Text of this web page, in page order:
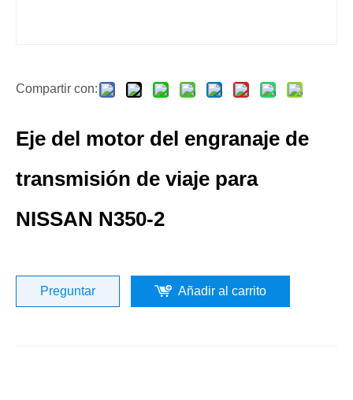
Compartir con:
Eje del motor del engranaje de
transmisión de viaje para
NISSAN N350-2
Preguntar Añadir al carrito